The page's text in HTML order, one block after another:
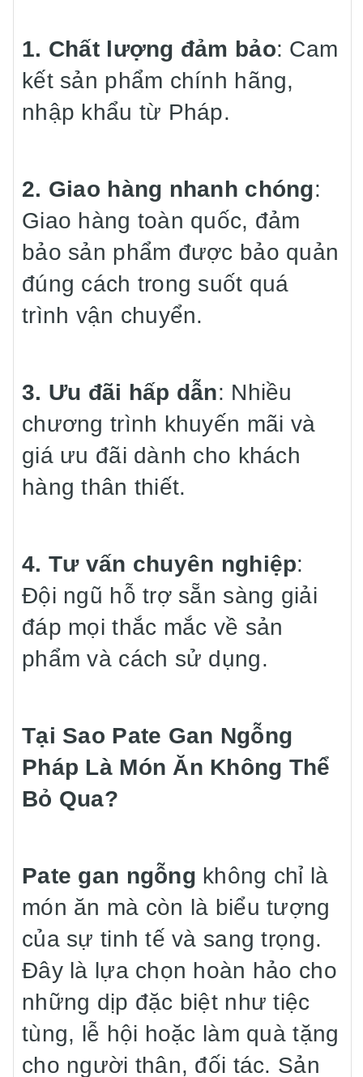
1. Chất lượng đảm bảo: Cam
kết sản phẩm chính hãng,
nhập khẩu từ Pháp.
2. Giao hàng nhanh chóng:
Giao hàng toàn quốc, đảm
bảo sản phẩm được bảo quản
đúng cách trong suốt quá
trình vận chuyển.
3. Ưu đãi hấp dẫn: Nhiều
chương trình khuyến mãi và
giá ưu đãi dành cho khách
hàng thân thiết.
4. Tư vấn chuyên nghiệp:
Đội ngũ hỗ trợ sẵn sàng giải
đáp mọi thắc mắc về sản
phẩm và cách sử dụng.
Tại Sao Pate Gan Ngỗng
Pháp Là Món Ăn Không Thể
Bỏ Qua?
Pate gan ngỗng không chỉ là
món ăn mà còn là biểu tượng
của sự tinh tế và sang trọng.
Đây là lựa chọn hoàn hảo cho
những dịp đặc biệt như tiệc
tùng, lễ hội hoặc làm quà tặng
cho người thân, đối tác. Sản